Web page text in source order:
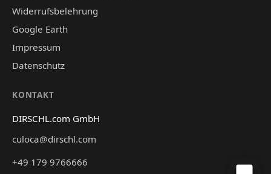
Widerrufsbelehrung
Google Earth
Impressum
Datenschutz
KONTAKT
DIRSCHL.com GmbH
culoca@dirschl.com
+49 179 9766666